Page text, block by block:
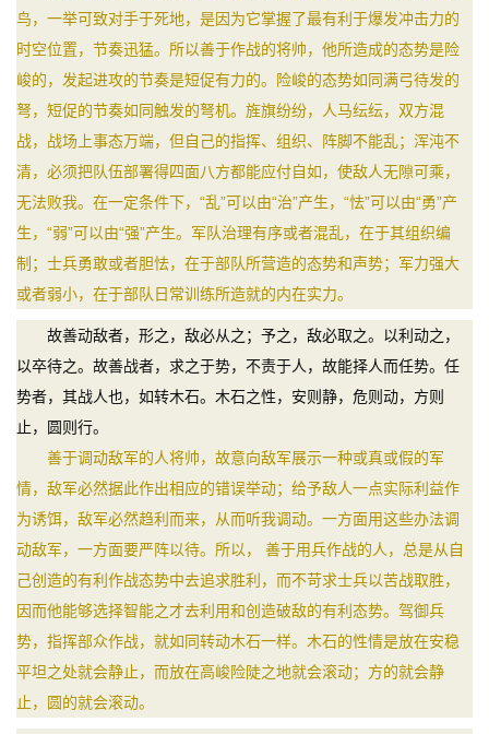
鸟，一举可致对手于死地，是因为它掌握了最有利于爆发冲击力的
时空位置，节奏迅猛。所以善于作战的将帅，他所造成的态势是险
峻的，发起进攻的节奏是短促有力的。险峻的态势如同满弓待发的
弩，短促的节奏如同触发的弩机。旌旗纷纷，人马纭纭，双方混
战，战场上事态万端，但自己的指挥、组织、阵脚不能乱；浑沌不
清，必须把队伍部署得四面八方都能应付自如，使敌人无隙可乘，
无法败我。在一定条件下，“乱”可以由“治”产生，“怯”可以由“勇”产
生，“弱”可以由“强”产生。军队治理有序或者混乱，在于其组织编
制；士兵勇敢或者胆怯，在于部队所营造的态势和声势；军力强大
或者弱小，在于部队日常训练所造就的内在实力。
故善动敌者，形之，敌必从之；予之，敌必取之。以利动之，
以卒待之。故善战者，求之于势，不责于人，故能择人而任势。任
势者，其战人也，如转木石。木石之性，安则静，危则动，方则
止，圆则行。
善于调动敌军的人将帅，故意向敌军展示一种或真或假的军
情，敌军必然据此作出相应的错误举动；给予敌人一点实际利益作
为诱饵，敌军必然趋利而来，从而听我调动。一方面用这些办法调
动敌军，一方面要严阵以待。所以， 善于用兵作战的人，总是从自
己创造的有利作战态势中去追求胜利，而不苛求士兵以苦战取胜，
因而他能够选择智能之才去利用和创造破敌的有利态势。驾御兵
势，指挥部众作战，就如同转动木石一样。木石的性情是放在安稳
平坦之处就会静止，而放在高峻险陡之地就会滚动；方的就会静
止，圆的就会滚动。